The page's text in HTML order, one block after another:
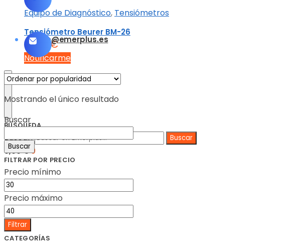
info@emerplus.es
BÚSQUEDA
Buscar:
0,00€0
Equipo de Diagnóstico, Tensiómetros
Tensiómetro Beurer BM-26
31,75 €
Notificarme
Mostrando el único resultado
Buscar
Buscar
FILTRAR POR PRECIO
Precio mínimo
Precio máximo
Filtrar
CATEGORÍAS